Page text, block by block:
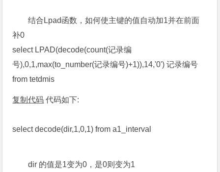
结合Lpad函数，如何使主键的值自动加1并在前面
补0
select LPAD(decode(count(记录编
号),0,1,max(to_number(记录编号)+1)),14,'0') 记录编号
from tetdmis
复制代码 代码如下:
select decode(dir,1,0,1) from a1_interval
dir 的值是1变为0，是0则变为1